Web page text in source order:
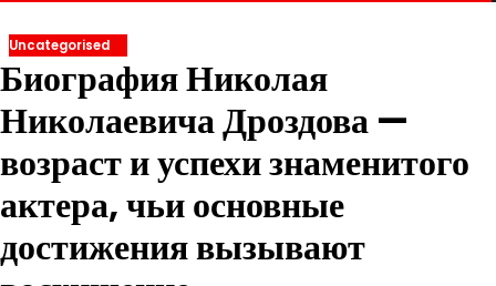
Uncategorised
Биография Николая
Николаевича Дроздова —
возраст и успехи знаменитого
актера, чьи основные
достижения вызывают